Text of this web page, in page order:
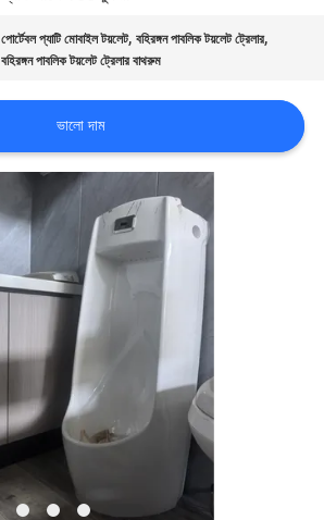
পোর্টেবল প্যাটি মোবাইল টয়লেট,বহিরঙ্গন পাবলিক টয়লেট ট্রেলার,
বহিরঙ্গন পাবলিক টয়লেট ট্রেলার বাথরুম
ভালো দাম